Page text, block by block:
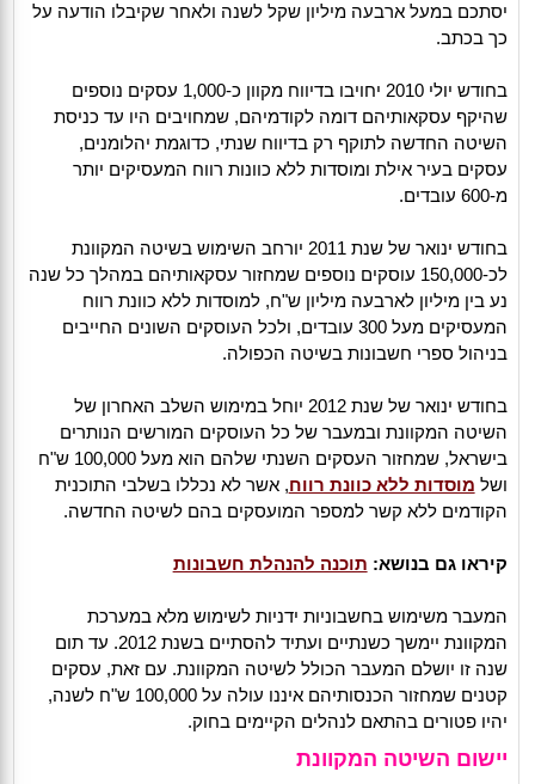
יסתכם במעל ארבעה מיליון שקל לשנה ולאחר שקיבלו הודעה על
כך בכתב.
בחודש יולי 2010 יחויבו בדיווח מקוון כ-1,000 עסקים נוספים
שהיקף עסקאותיהם דומה לקודמיהם, שמחויבים היו עד כניסת
השיטה החדשה לתוקף רק בדיווח שנתי, כדוגמת יהלומנים,
עסקים בעיר אילת ומוסדות ללא כוונות רווח המעסיקים יותר
מ-600 עובדים.
בחודש ינואר של שנת 2011 יורחב השימוש בשיטה המקוונת
לכ-150,000 עוסקים נוספים שמחזור עסקאותיהם במהלך כל שנה
נע בין מיליון לארבעה מיליון ש"ח, למוסדות ללא כוונת רווח
המעסיקים מעל 300 עובדים, ולכל העוסקים השונים החייבים
בניהול ספרי חשבונות בשיטה הכפולה.
בחודש ינואר של שנת 2012 יוחל במימוש השלב האחרון של
השיטה המקוונת ובמעבר של כל העוסקים המורשים הנותרים
בישראל, שמחזור העסקים השנתי שלהם הוא מעל 100,000 ש"ח
ושל מוסדות ללא כוונת רווח, אשר לא נכללו בשלבי התוכנית
הקודמים ללא קשר למספר המועסקים בהם לשיטה החדשה.
קיראו גם בנושא: תוכנה להנהלת חשבונות
המעבר משימוש בחשבוניות ידניות לשימוש מלא במערכת
המקוונת יימשך כשנתיים ועתיד להסתיים בשנת 2012. עד תום
שנה זו יושלם המעבר הכולל לשיטה המקוונת. עם זאת, עסקים
קטנים שמחזור הכנסותיהם איננו עולה על 100,000 ש"ח לשנה,
יהיו פטורים בהתאם לנהלים הקיימים בחוק.
יישום השיטה המקוונת